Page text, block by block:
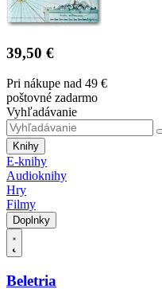
39,50 €
Pri nákupe nad 49 €
poštovné zadarmo
Vyhľadávanie
Knihy
E-knihy
Audioknihy
Hry
Filmy
Doplnky
Beletria